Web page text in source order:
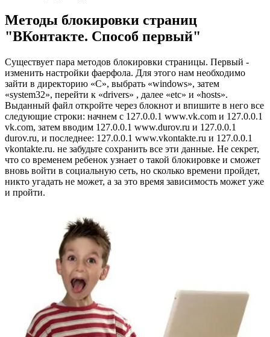
Методы блокировки страниц
"ВКонтакте. Способ первый"
Существует пара методов блокировки страницы. Первый -
изменить настройки фаерфола. Для этого нам необходимо
зайти в директорию «С», выбрать «windows», затем
«system32», перейти к «drivers» , далее «etc» и «hosts».
Выданный файл откройте через блокнот и впишите в него все
следующие строки: начнем с 127.0.0.1 www.vk.com и 127.0.0.1
vk.com, затем вводим 127.0.0.1 www.durov.ru и 127.0.0.1
durov.ru, и последнее: 127.0.0.1 www.vkontakte.ru и 127.0.0.1
vkontakte.ru. не забудьте сохранить все эти данные. Не секрет,
что со временем ребенок узнает о такой блокировке и сможет
вновь войти в социальную сеть, но сколько времени пройдет,
никто угадать не может, а за это время зависимость может уже
и пройти.